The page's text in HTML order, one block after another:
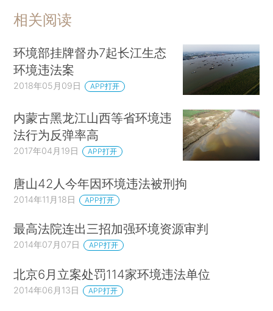
相关阅读
环境部挂牌督办7起长江生态
环境违法案
2018年05月09日 APP打开
内蒙古黑龙江山西等省环境违
法行为反弹率高
2017年04月19日 APP打开
唐山42人今年因环境违法被刑拘
2014年11月18日 APP打开
最高法院连出三招加强环境资源审判
2014年07月07日 APP打开
北京6月立案处罚114家环境违法单位
2014年06月13日 APP打开